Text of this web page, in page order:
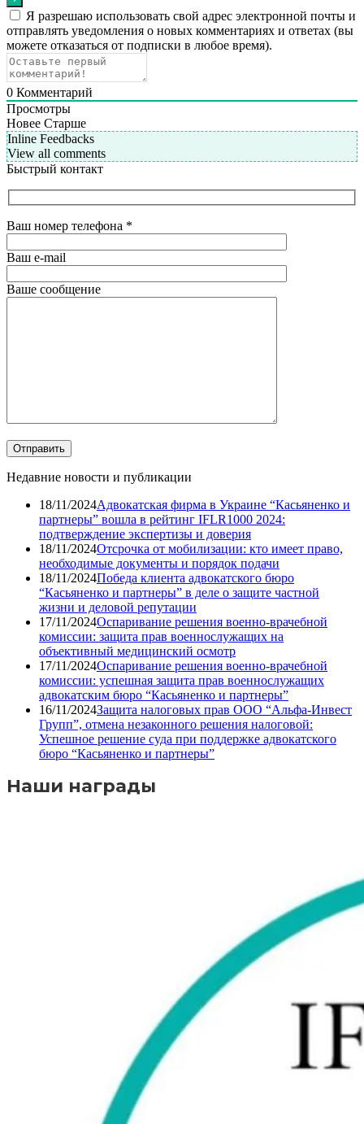
Я разрешаю использовать свой адрес электронной почты и
отправлять уведомления о новых комментариях и ответах (вы
можете отказаться от подписки в любое время).
0 Комментарий
Просмотры
Новее Старше
Inline Feedbacks
View all comments
Быстрый контакт
Ваш номер телефона *
Ваш e-mail
Ваше сообщение
Недавние новости и публикации
18/11/2024Адвокатская фирма в Украине “Касьяненко и
партнеры” вошла в рейтинг IFLR1000 2024:
подтверждение экспертизы и доверия
18/11/2024Отсрочка от мобилизации: кто имеет право,
необходимые документы и порядок подачи
18/11/2024Победа клиента адвокатского бюро
“Касьяненко и партнеры” в деле о защите частной
жизни и деловой репутации
17/11/2024Оспаривание решения военно-врачебной
комиссии: защита прав военнослужащих на
объективный медицинский осмотр
17/11/2024Оспаривание решения военно-врачебной
комиссии: успешная защита прав военнослужащих
адвокатским бюро “Касьяненко и партнеры”
16/11/2024Защита налоговых прав ООО “Альфа-Инвест
Групп”, отмена незаконного решения налоговой:
Успешное решение суда при поддержке адвокатского
бюро “Касьяненко и партнеры”
Наши награды